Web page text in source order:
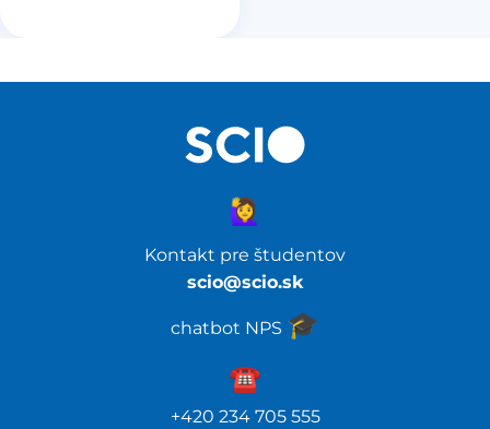
Kontakt pre študentov
scio@scio.sk
chatbot NPS 🎓️
🙋‍♀️
☎️️
+420 234 705 555